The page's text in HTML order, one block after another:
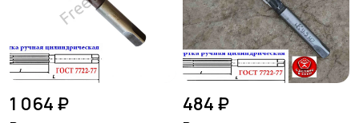
1 064 ₽ 484 ₽